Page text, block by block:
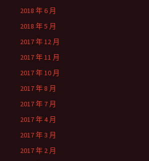
2018 年 6 月
2018 年 5 月
2017 年 12 月
2017 年 11 月
2017 年 10 月
2017 年 8 月
2017 年 7 月
2017 年 4 月
2017 年 3 月
2017 年 2 月